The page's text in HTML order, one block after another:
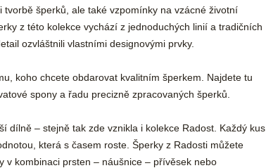
šperků, ale také vzpomínky na vzácné životní
z této kolekce vychází z jednoduchých linií a tradičních
ozvláštnili vlastními designovými prvky.
koho chcete obdarovat kvalitním šperkem. Najdete tu
spony a řadu precizně zpracovaných šperků.
dílně – stejně tak zde vznikla i kolekce Radost. Každý kus
která s časem roste. Šperky z Radosti můžete
v kombinaci prsten – náušnice – přívěsek nebo